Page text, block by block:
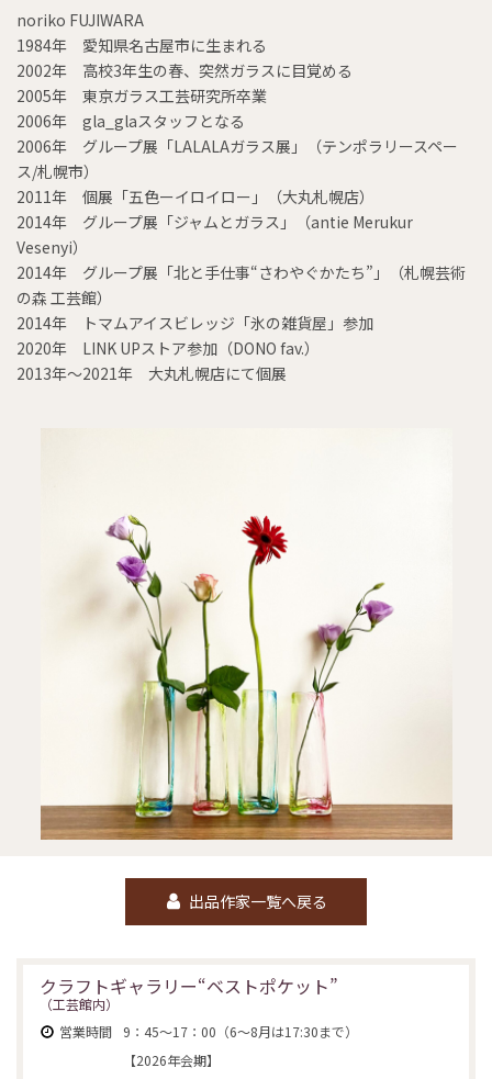
noriko FUJIWARA
1984年 愛知県名古屋市に生まれる
2002年 高校3年生の春、突然ガラスに目覚める
2005年 東京ガラス工芸研究所卒業
2006年 gla_glaスタッフとなる
2006年 グループ展「LALALAガラス展」（テンポラリースペー
ス/札幌市）
2011年 個展「五色ーイロイロー」（大丸札幌店）
2014年 グループ展「ジャムとガラス」（antie Merukur
Vesenyi）
2014年 グループ展「北と手仕事“さわやぐかたち”」（札幌芸術
の森 工芸館）
2014年 トマムアイスビレッジ「氷の雑貨屋」参加
2020年 LINK UPストア参加（DONO fav.）
2013年～2021年 大丸札幌店にて個展
出品作家一覧へ戻る
クラフトギャラリー“ベストポケット”
（工芸館内）
営業時間
9：45～17：00（6～8月は17:30まで）
【2026年会期】